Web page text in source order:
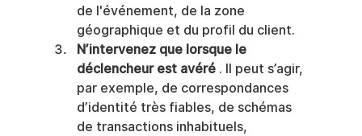
de l'événement, de la zone
géographique et du profil du client.
N’intervenez que lorsque le
déclencheur est avéré . Il peut s’agir,
par exemple, de correspondances
d’identité très fiables, de schémas
de transactions inhabituels,